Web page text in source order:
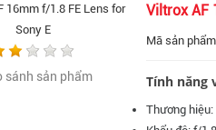
sánh sản phẩm
Viltrox AF
Mã sản
Tính
Thương